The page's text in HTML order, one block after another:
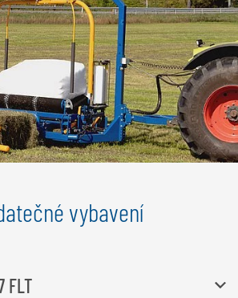
vybavení
FLT